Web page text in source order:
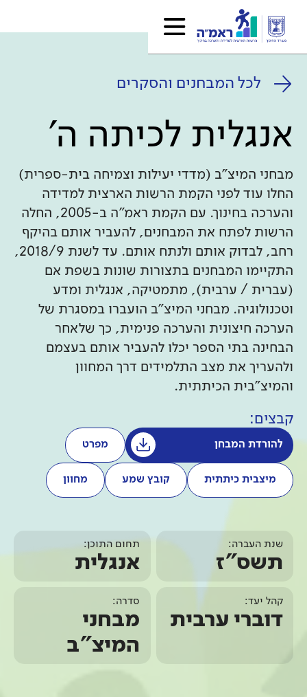
לכל המבחנים והסקרים
אנגלית לכיתה ה'
מבחני המיצ"ב (מדדי יעילות וצמיחה בית-ספרית)
החלו עוד לפני הקמת הרשות הארצית למדידה
והערכה בחינוך. עם הקמת ראמ"ה ב-2005, החלה
הרשות לפתח את המבחנים, להעביר אותם בהיקף
רחב, לבדוק אותם ולנתח אותם. עד לשנת 2018/9,
התקיימו המבחנים בתצורות שונות בשפת אם
(עברית / ערבית), מתמטיקה, אנגלית ומדע
וטכנולוגיה. מבחני המיצ"ב הועברו במסגרת של
הערכה חיצונית והערכה פנימית, כך שלאחר
הבחינה בתי הספר יכלו להעביר אותם בעצמם
ולהעריך את מצב התלמידים דרך המחוון
והמיצ"בית הכיתתית.
קבצים:
להורדת המבחן מפרט
מיצבית כיתתית קובץ שמע מחוון
שנת העברה:
תשס"ז
תחום התוכן:
אנגלית
קהל יעד:
דוברי ערבית
סדרה:
מבחני
המיצ"ב